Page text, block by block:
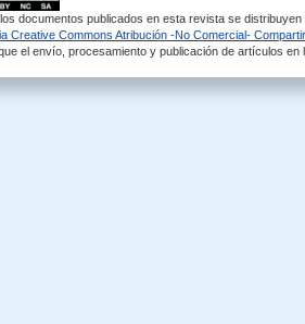
documentos publicados en esta revista se distribuyen
Creative Commons Atribución -No Comercial-
el envío, procesamiento y publicación de artículos en